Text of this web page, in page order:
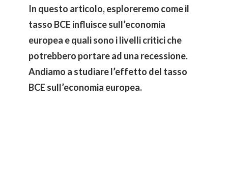
In questo articolo, esploreremo come il
tasso BCE influisce sull’economia
europea e quali sono i livelli critici che
potrebbero portare ad una recessione.
Andiamo a studiare l’effetto del tasso
BCE sull’economia europea.